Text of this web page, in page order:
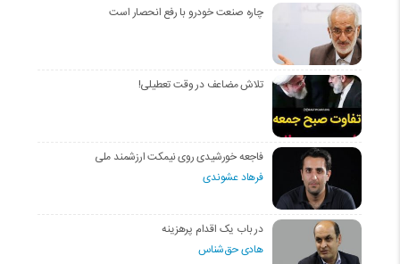
چاره صنعت خودرو با رفع انحصار است
تلاش مضاعف در وقت تعطیلی!
فاجعه خورشیدی روی نیمکت ارزشمند ملی
فرهاد عشوندی
در باب یک اقدام پرهزینه
هادی حق‌شناس